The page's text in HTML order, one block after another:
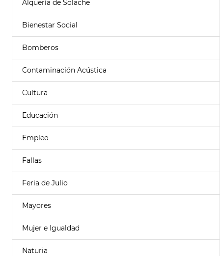
Alquería de Solache
Bienestar Social
Bomberos
Contaminación Acústica
Cultura
Educación
Empleo
Fallas
Feria de Julio
Mayores
Mujer e Igualdad
Naturia